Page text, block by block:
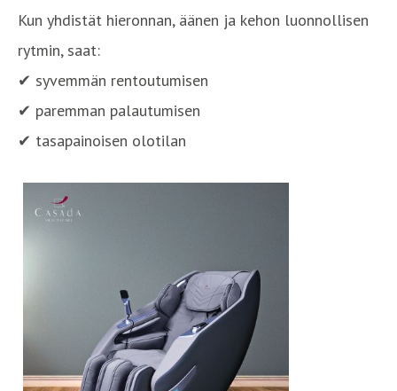
Kun yhdistät hieronnan, äänen ja kehon luonnollisen
rytmin, saat:
✔ syvemmän rentoutumisen
✔ paremman palautumisen
✔ tasapainoisen olotilan